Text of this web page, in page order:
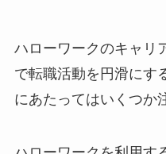
ハローワークのキャリ
で転職活動を円滑にす
にあたってはいくつか